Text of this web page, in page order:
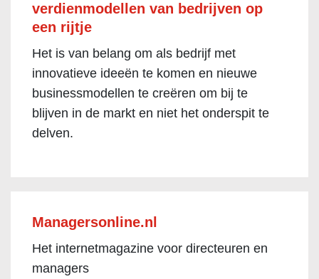
verdienmodellen van bedrijven op
een rijtje
Het is van belang om als bedrijf met
innovatieve ideeën te komen en nieuwe
businessmodellen te creëren om bij te
blijven in de markt en niet het onderspit te
delven.
Managersonline.nl
Het internetmagazine voor directeuren en
managers